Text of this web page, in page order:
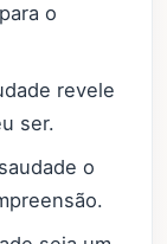
o
revele
ser.
o